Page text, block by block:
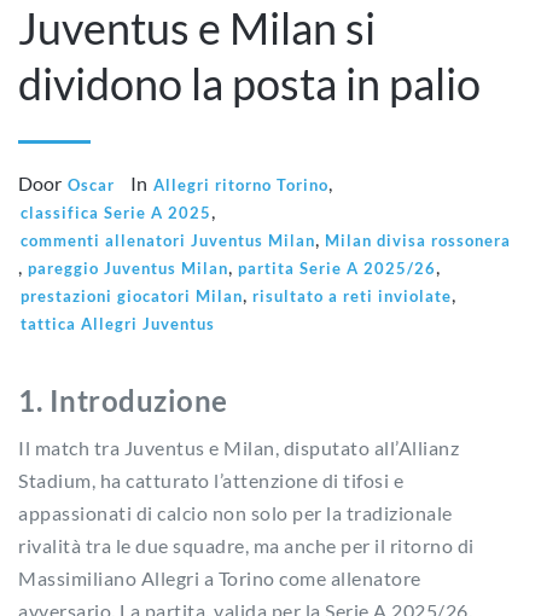
Juventus e Milan si
dividono la posta in palio
Door Oscar In Allegri ritorno Torino,
classifica Serie A 2025,
commenti allenatori Juventus Milan, Milan divisa rossonera
, pareggio Juventus Milan, partita Serie A 2025/26,
prestazioni giocatori Milan, risultato a reti inviolate,
tattica Allegri Juventus
1. Introduzione
Il match tra Juventus e Milan, disputato all’Allianz
Stadium, ha catturato l’attenzione di tifosi e
appassionati di calcio non solo per la tradizionale
rivalità tra le due squadre, ma anche per il ritorno di
Massimiliano Allegri a Torino come allenatore
avversario. La partita, valida per la Serie A 2025/26,